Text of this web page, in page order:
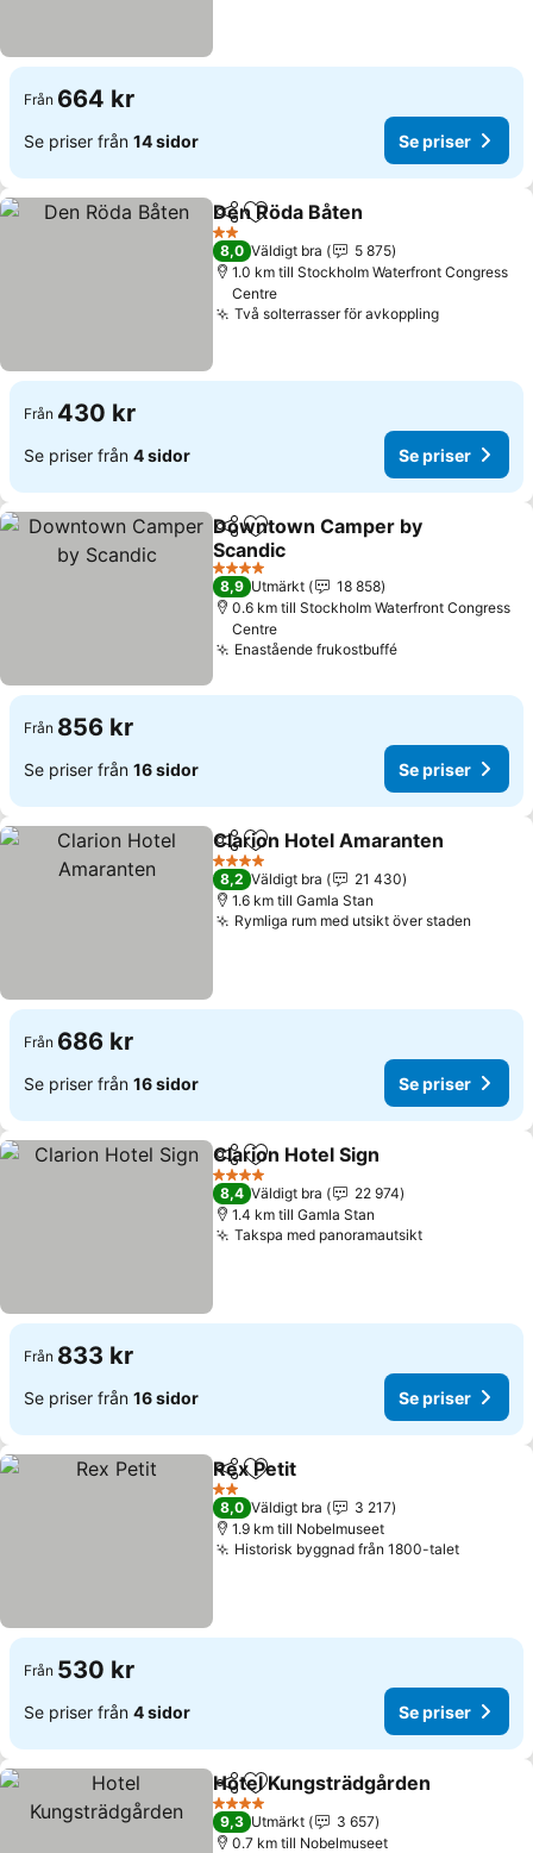
Från 664 kr
Se priser från 14 sidor Se priser
Dela Lägg till i Mina Favoriter
Den Röda Båten
2 Stjärnor
8,0 Väldigt bra
5 875
1.0 km till Stockholm Waterfront Congress
Centre
Två solterrasser för avkoppling
Från 430 kr
Se priser från 4 sidor Se priser
Dela Lägg till i Mina Favoriter
Downtown Camper by
Scandic
4 Stjärnor
8,9 Utmärkt
18 858
0.6 km till Stockholm Waterfront Congress
Centre
Enastående frukostbuffé
Från 856 kr
Se priser från 16 sidor Se priser
Dela Lägg till i Mina Favoriter
Clarion Hotel Amaranten
4 Stjärnor
8,2 Väldigt bra
21 430
1.6 km till Gamla Stan
Rymliga rum med utsikt över staden
Från 686 kr
Se priser från 16 sidor Se priser
Dela Lägg till i Mina Favoriter
Clarion Hotel Sign
4 Stjärnor
8,4 Väldigt bra
22 974
1.4 km till Gamla Stan
Takspa med panoramautsikt
Från 833 kr
Se priser från 16 sidor Se priser
Dela Lägg till i Mina Favoriter
Rex Petit
2 Stjärnor
8,0 Väldigt bra
3 217
1.9 km till Nobelmuseet
Historisk byggnad från 1800-talet
Från 530 kr
Se priser från 4 sidor Se priser
Dela Lägg till i Mina Favoriter
Hotel Kungsträdgården
4 Stjärnor
9,3 Utmärkt
3 657
0.7 km till Nobelmuseet